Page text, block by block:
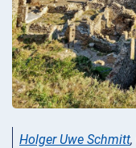
Holger Uwe Schmitt,